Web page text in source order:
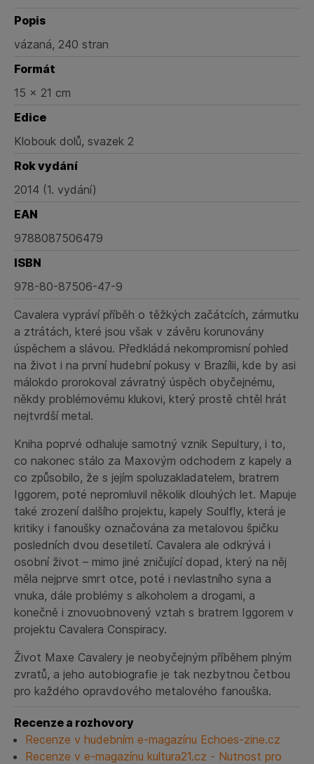
Popis
vázaná, 240 stran
Formát
15 × 21 cm
Edice
Klobouk dolů, svazek 2
Rok vydání
2014 (1. vydání)
EAN
9788087506479
ISBN
978-80-87506-47-9
Cavalera vypráví příběh o těžkých začátcích, zármutku
a ztrátách, které jsou však v závěru korunovány
úspěchem a slávou. Předkládá nekompromisní pohled
na život i na první hudební pokusy v Brazílii, kde by asi
málokdo prorokoval závratný úspěch obyčejnému,
někdy problémovému klukovi, který prostě chtěl hrát
nejtvrdší metal.
Kniha poprvé odhaluje samotný vznik Sepultury, i to,
co nakonec stálo za Maxovým odchodem z kapely a
co způsobilo, že s jejím spoluzakladatelem, bratrem
Iggorem, poté nepromluvil několik dlouhých let. Mapuje
také zrození dalšího projektu, kapely Soulfly, která je
kritiky i fanoušky označována za metalovou špičku
posledních dvou desetiletí. Cavalera ale odkrývá i
osobní život – mimo jiné zničující dopad, který na něj
měla nejprve smrt otce, poté i nevlastního syna a
vnuka, dále problémy s alkoholem a drogami, a
konečně i znovuobnovený vztah s bratrem Iggorem v
projektu Cavalera Conspiracy.
Život Maxe Cavalery je neobyčejným příběhem plným
zvratů, a jeho autobiografie je tak nezbytnou četbou
pro každého opravdového metalového fanouška.
Recenze a rozhovory
Recenze v hudebním e-magazínu Echoes-zine.cz
Recenze v e-magazínu kultura21.cz - Nutnost pro